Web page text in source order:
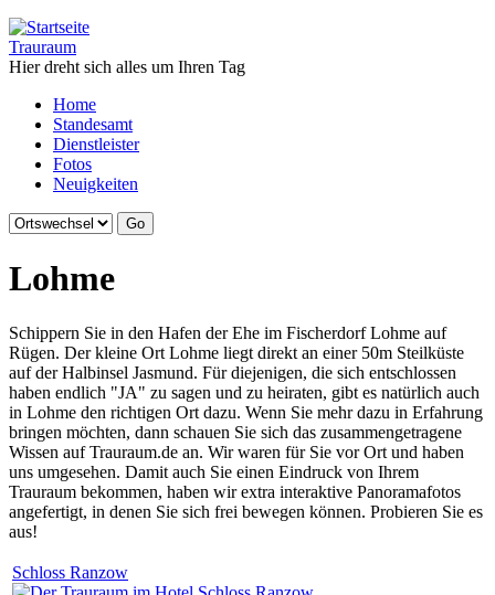
Jump to navigation
Trauraum
Hier dreht sich alles um Ihren Tag
Home
Standesamt
Dienstleister
Fotos
Neuigkeiten
Lohme
Schippern Sie in den Hafen der Ehe im Fischerdorf Lohme auf
Rügen. Der kleine Ort Lohme liegt direkt an einer 50m Steilküste
auf der Halbinsel Jasmund. Für diejenigen, die sich entschlossen
haben endlich "JA" zu sagen und zu heiraten, gibt es natürlich auch
in Lohme den richtigen Ort dazu. Wenn Sie mehr dazu in Erfahrung
bringen möchten, dann schauen Sie sich das zusammengetragene
Wissen auf Trauraum.de an. Wir waren für Sie vor Ort und haben
uns umgesehen. Damit auch Sie einen Eindruck von Ihrem
Trauraum bekommen, haben wir extra interaktive Panoramafotos
angefertigt, in denen Sie sich frei bewegen können. Probieren Sie es
aus!
Schloss Ranzow